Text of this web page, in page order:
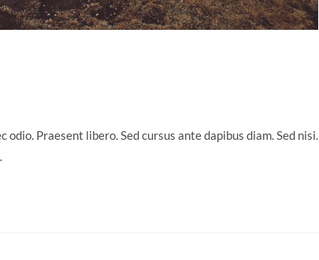
Praesent libero. Sed cursus ante dapibus diam. Sed nisi.